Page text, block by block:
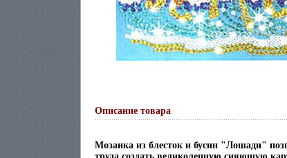
Описание товара
Мозаика из блесток и бусин "Лошади"